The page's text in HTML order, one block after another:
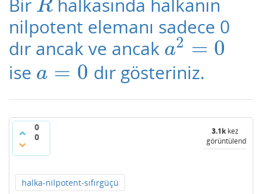
Bir R
R halkasında halkanın
nilpotent elemanı sadece 0
dır ancak ve ancak a2 = 0
a2 =0
ise a = 0
a=0 dır gösteriniz.
0
0
3.1kkez
görüntülendi
halka-nilpotent-sıfırgüçü